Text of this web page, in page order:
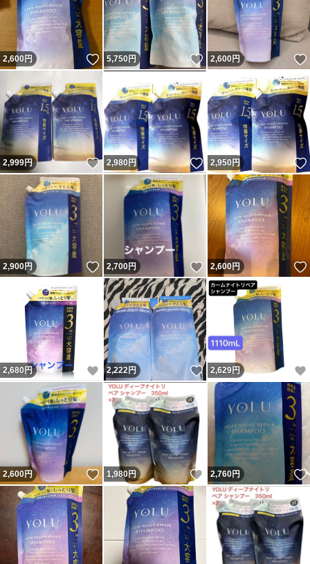
2,600 円 いいね！
5,750円 いいね！
2,600円
2,999円 いいね！
2,980 円 いいね！
2,950 円
2,900円 いいね！
2,700円 いいね！
2,600円
2,680 円 いいね！
2,222円 いいね！
2,629円
2,600円 いいね！
1,980円 いいね！
2,760円